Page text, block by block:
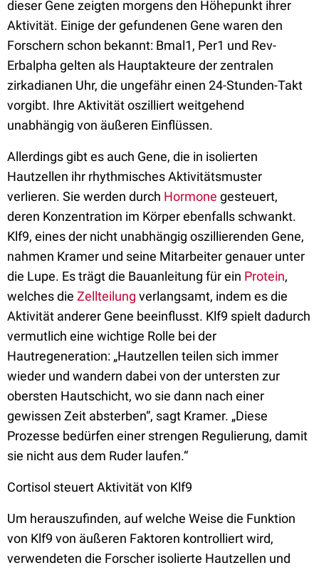
dieser Gene zeigten morgens den Höhepunkt ihrer
Aktivität. Einige der gefundenen Gene waren den
Forschern schon bekannt: Bmal1, Per1 und Rev-
Erbalpha gelten als Hauptakteure der zentralen
zirkadianen Uhr, die ungefähr einen 24-Stunden-Takt
vorgibt. Ihre Aktivität oszilliert weitgehend
unabhängig von äußeren Einflüssen.
Allerdings gibt es auch Gene, die in isolierten
Hautzellen ihr rhythmisches Aktivitätsmuster
verlieren. Sie werden durch Hormone gesteuert,
deren Konzentration im Körper ebenfalls schwankt.
Klf9, eines der nicht unabhängig oszillierenden Gene,
nahmen Kramer und seine Mitarbeiter genauer unter
die Lupe. Es trägt die Bauanleitung für ein Protein,
welches die Zellteilung verlangsamt, indem es die
Aktivität anderer Gene beeinflusst. Klf9 spielt dadurch
vermutlich eine wichtige Rolle bei der
Hautregeneration: „Hautzellen teilen sich immer
wieder und wandern dabei von der untersten zur
obersten Hautschicht, wo sie dann nach einer
gewissen Zeit absterben“, sagt Kramer. „Diese
Prozesse bedürfen einer strengen Regulierung, damit
sie nicht aus dem Ruder laufen.“
Cortisol steuert Aktivität von Klf9
Um herauszufinden, auf welche Weise die Funktion
von Klf9 von äußeren Faktoren kontrolliert wird,
verwendeten die Forscher isolierte Hautzellen und